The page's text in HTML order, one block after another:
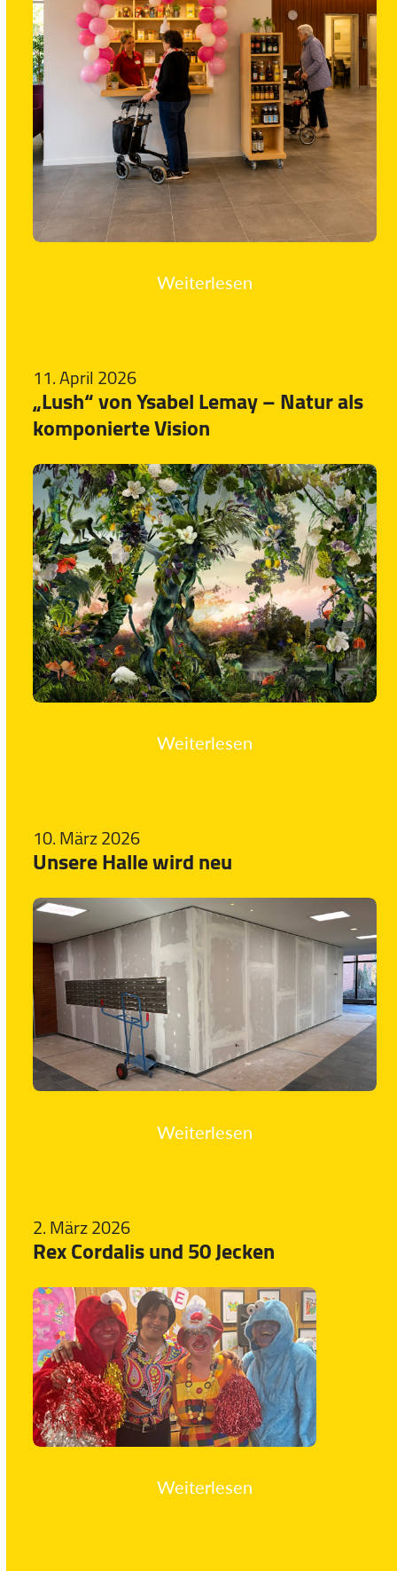
Weiterlesen
11. April 2026
„Lush“ von Ysabel Lemay – Natur als
komponierte Vision
Weiterlesen
10. März 2026
Unsere Halle wird neu
Weiterlesen
2. März 2026
Rex Cordalis und 50 Jecken
Weiterlesen